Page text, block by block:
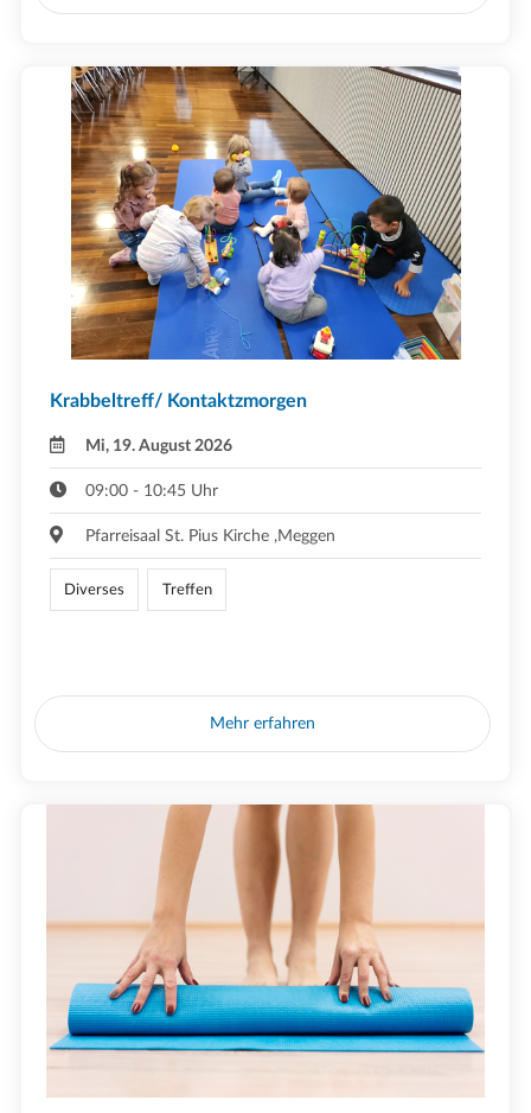
Krabbeltreff/ Kontaktzmorgen
Mi, 19. August 2026
09:00 - 10:45 Uhr
Pfarreisaal St. Pius Kirche ,Meggen
Diverses Treffen
Mehr erfahren